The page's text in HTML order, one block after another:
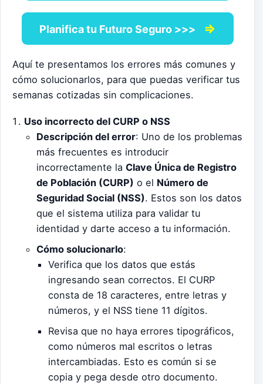
Planifica tu Futuro Seguro >>> ⇒
Aquí te presentamos los errores más comunes y
cómo solucionarlos, para que puedas verificar tus
semanas cotizadas sin complicaciones.
Uso incorrecto del CURP o NSS
Descripción del error: Uno de los problemas
más frecuentes es introducir
incorrectamente la Clave Única de Registro
de Población (CURP) o el Número de
Seguridad Social (NSS). Estos son los datos
que el sistema utiliza para validar tu
identidad y darte acceso a tu información.
Cómo solucionarlo:
Verifica que los datos que estás
ingresando sean correctos. El CURP
consta de 18 caracteres, entre letras y
números, y el NSS tiene 11 dígitos.
Revisa que no haya errores tipográficos,
como números mal escritos o letras
intercambiadas. Esto es común si se
copia y pega desde otro documento.